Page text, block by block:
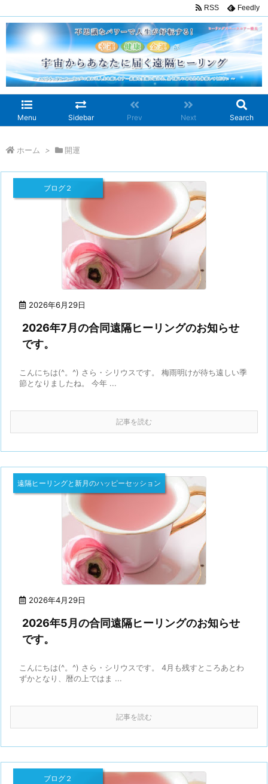
Menu Sidebar Prev Next Search
RSS Feedly
ホーム > 開運
2026年6月29日
ブログ２
2026年7月の合同遠隔ヒーリングのお知らせ
です。
こんにちは(^。^) さら・シリウスです。 梅雨明けが待ち遠しい季
節となりましたね。 今年 ...
記事を読む
2026年4月29日
遠隔ヒーリングと新月のハッピーセッション
2026年5月の合同遠隔ヒーリングのお知らせ
です。
こんにちは(^。^) さら・シリウスです。 4月も残すところあとわ
ずかとなり、暦の上ではま ...
記事を読む
ブログ２